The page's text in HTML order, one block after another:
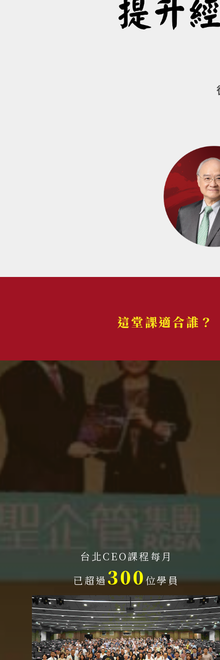
這堂課適合誰？
台北CEO課程每月
已超過300位學員